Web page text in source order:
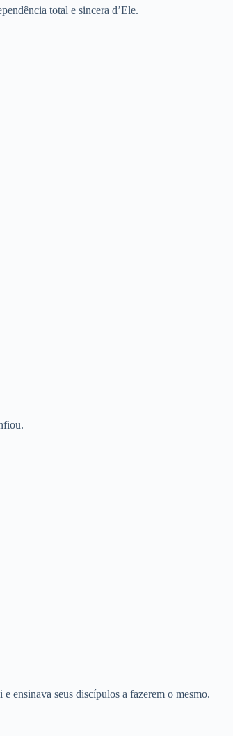
total e sincera d’Ele.
ensinava seus discípulos a fazerem o mesmo.